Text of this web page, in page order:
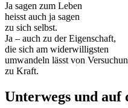
Ja sagen zum Leben
heisst auch ja sagen
zu sich selbst.
Ja – auch zu der Eigenschaft,
die sich am widerwilligsten
umwandeln lässt von
zu Kraft.
Unterwegs und auf